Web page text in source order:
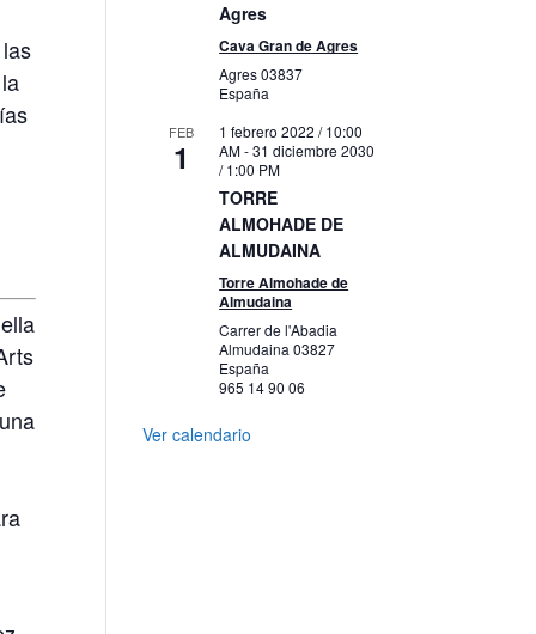
Agres
Cava Gran de Agres
Agres03837
España
FEB
1
1 febrero 2022 / 10:00
AM-31 diciembre 2030
/ 1:00 PM
TORRE
ALMOHADE DE
ALMUDAINA
Torre Almohade de
Almudaina
Carrer de l'Abadia
Almudaina03827
España
965 14 90 06
Ver calendario